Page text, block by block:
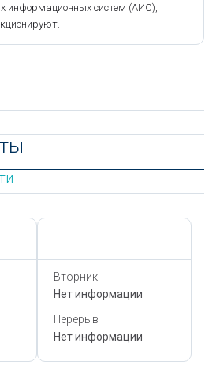
информационных систем (АИС),
Вторник
Нет информации
Перерыв
Нет информации